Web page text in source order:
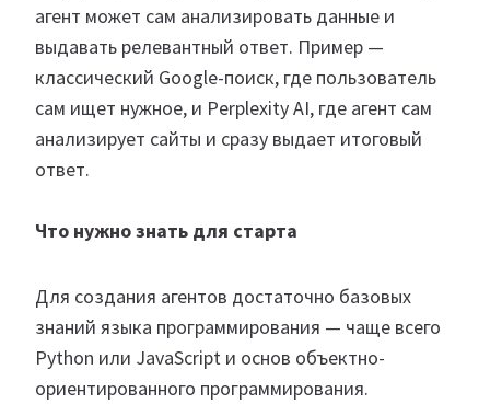
агент может сам анализировать данные и
выдавать релевантный ответ. Пример —
классический Google-поиск, где пользователь
сам ищет нужное, и Perplexity AI, где агент сам
анализирует сайты и сразу выдает итоговый
ответ.
Что нужно знать для старта
Для создания агентов достаточно базовых
знаний языка программирования — чаще всего
Python или JavaScript и основ объектно-
ориентированного программирования.